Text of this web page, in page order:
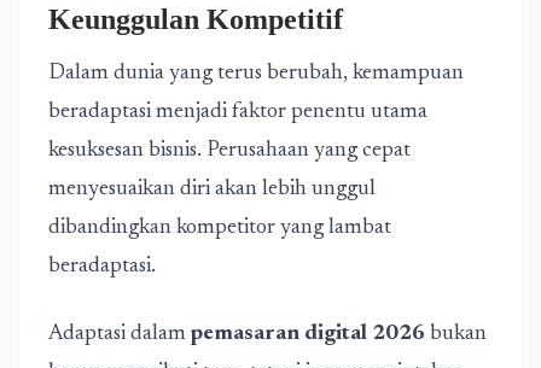
Keunggulan Kompetitif
Dalam dunia yang terus berubah, kemampuan
beradaptasi menjadi faktor penentu utama
kesuksesan bisnis. Perusahaan yang cepat
menyesuaikan diri akan lebih unggul
dibandingkan kompetitor yang lambat
beradaptasi.
Adaptasi dalam pemasaran digital 2026 bukan